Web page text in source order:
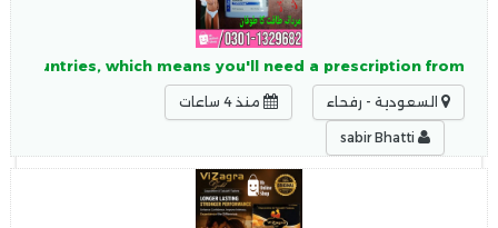
countries, which means you'll need a prescription from
السعودية - رفحاء منذ 4 ساعات